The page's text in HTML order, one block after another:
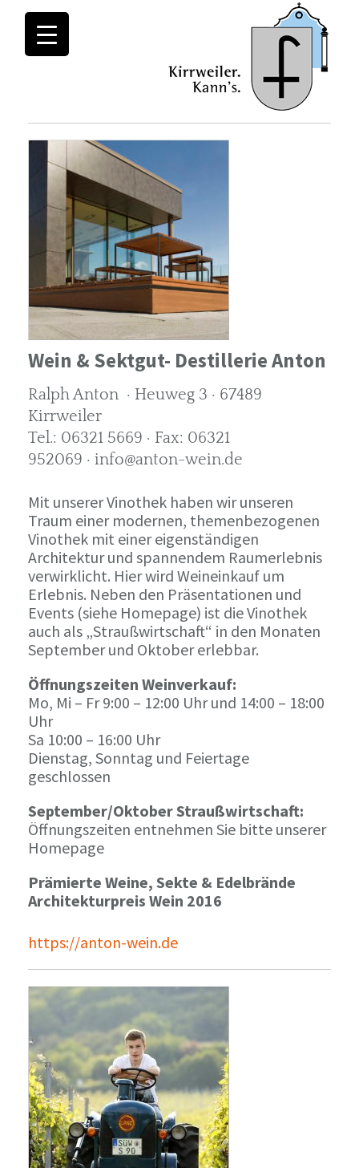
Wein & Sektgut- Destillerie Anton
Ralph Anton · Heuweg 3 · 67489
Kirrweiler
Tel.: 06321 5669 · Fax: 06321
952069 · info@anton-wein.de
Mit unserer Vinothek haben wir unseren
Traum einer modernen, themenbezogenen
Vinothek mit einer eigenständigen
Architektur und spannendem Raumerlebnis
verwirklicht. Hier wird Weineinkauf um
Erlebnis. Neben den Präsentationen und
Events (siehe Homepage) ist die Vinothek
auch als „Straußwirtschaft“ in den Monaten
September und Oktober erlebbar.
Öffnungszeiten Weinverkauf:
Mo, Mi – Fr 9:00 – 12:00 Uhr und 14:00 – 18:00
Uhr
Sa 10:00 – 16:00 Uhr
Dienstag, Sonntag und Feiertage
geschlossen
September/Oktober Straußwirtschaft:
Öffnungszeiten entnehmen Sie bitte unserer
Homepage
Prämierte Weine, Sekte & Edelbrände
Architekturpreis Wein 2016
https://anton-wein.de